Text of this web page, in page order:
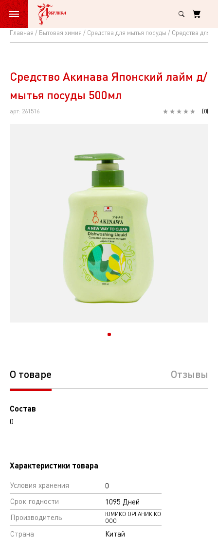
Главная Бытовая химия Средства для мытья посуды Средства для
Средство
Японский
лайм
д/
Средство Акинава Японский лайм д/
мытья посуды 500мл
арт: 261516 (0)
О товаре Отзывы
Состав
0
Характеристики товара
Условия хранения
0
Срок годности
1095 Дней
Производитель
ЮМИКО ОРГАНИК КО
ООО
Страна Китай